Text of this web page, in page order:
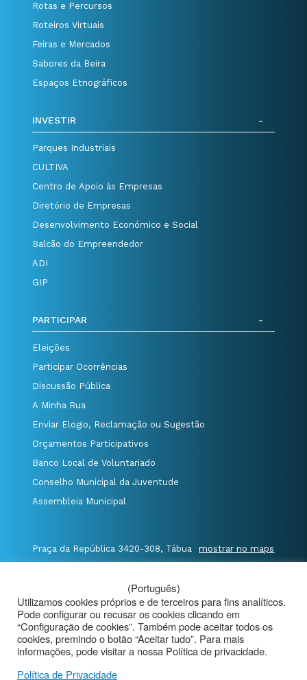
Rotas e Percursos
Roteiros Virtuais
Feiras e Mercados
Sabores da Beira
Espaços Etnográficos
INVESTIR
Parques Industriais
CULTIVA
Centro de Apoio às Empresas
Diretório de Empresas
Desenvolvimento Económico e Social
Balcão do Empreendedor
ADI
GIP
PARTICIPAR
Eleições
Participar Ocorrências
Discussão Pública
A Minha Rua
Enviar Elogio, Reclamação ou Sugestão
Orçamentos Participativos
Banco Local de Voluntariado
Conselho Municipal da Juventude
Assembleia Municipal
Praça da República 3420-308, Tábua mostrar no maps
E. geral@cm-tabua.pt
@Município de Tábua | Mapa do Portal
|
Politica de Privacidade
|
Aviso de Privacidade - Videovigilância
(Português)
Utilizamos cookies próprios e de terceiros para fins analíticos.
Pode configurar ou recusar os cookies clicando em
“Configuração de cookies”. Também pode aceitar todos os
cookies, premindo o botão “Aceitar tudo”. Para mais
informações, pode visitar a nossa Política de privacidade.
Política de Privacidade